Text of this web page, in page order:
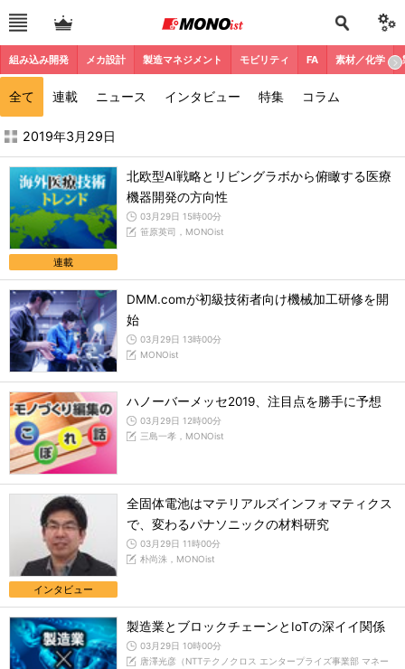
組み込み開発 メカ設計 製造マネジメント モビリティ FA 素材／化学
全て 連載 ニュース インタビュー 特集 コラム
2019年3月の記事一覧 - MONOist
2019年3月29日
連載
北欧型AI戦略とリビングラボから俯瞰する医療
機器開発の方向性
03月29日 15時00分
笹原英司，MONOist
DMM.comが初級技術者向け機械加工研修を開
始
03月29日 13時00分
MONOist
ハノーバーメッセ2019、注目点を勝手に予想
03月29日 12時00分
三島一孝，MONOist
インタビュー
全固体電池はマテリアルズインフォマティクス
で、変わるパナソニックの材料研究
03月29日 11時00分
朴尚洙，MONOist
製造業とブロックチェーンとIoTの深イイ関係
03月29日 10時00分
唐澤光彦（NTTテクノクロス エンタープライズ事業部 マネー